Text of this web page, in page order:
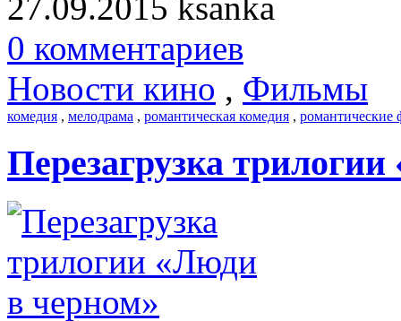
27.09.2015 ksanka
0 комментариев
Новости кино , Фильмы
комедия , мелодрама , романтическая комедия , романтические
Перезагрузка